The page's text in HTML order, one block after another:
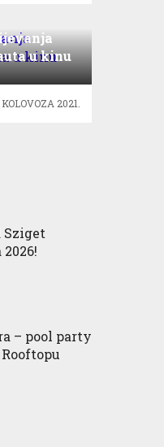
u kinu
2021.
Sziget
– pool party